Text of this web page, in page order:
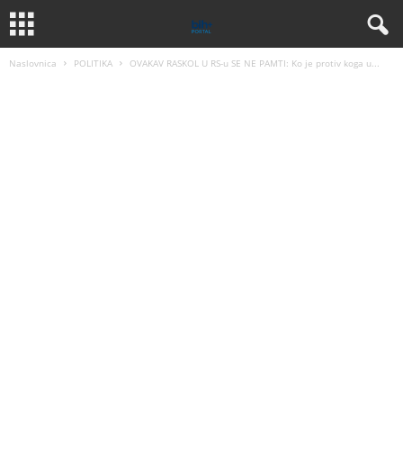
Naslovnica POLITIKA OVAKAV RASKOL U RS-u SE NE PAMTI: Ko je protiv koga u...